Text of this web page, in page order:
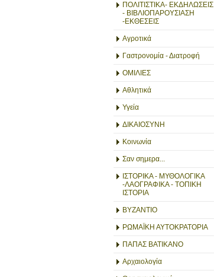
ΠΟΛΙΤΙΣΤΙΚΑ- ΕΚΔΗΛΩΣΕΙΣ
- ΒΙΒΛΙΟΠΑΡΟΥΣΙΑΣΗ
-ΕΚΘΕΣΕΙΣ
Αγροτικά
Γαστρονομία - Διατροφή
ΟΜΙΛΙΕΣ
Αθλητικά
Υγεία
ΔΙΚΑΙΟΣΥΝΗ
Κοινωνία
Σαν σημερα...
ΙΣΤΟΡΙΚΑ - ΜΥΘΟΛΟΓΙΚΑ
-ΛΑΟΓΡΑΦΙΚΑ - ΤΟΠΙΚΗ
ΙΣΤΟΡΙΑ
ΒΥΖΑΝΤΙΟ
ΡΩΜΑΪΚΗ ΑΥΤΟΚΡΑΤΟΡΙΑ
ΠΑΠΑΣ ΒΑΤΙΚΑΝΟ
Αρχαιολογία